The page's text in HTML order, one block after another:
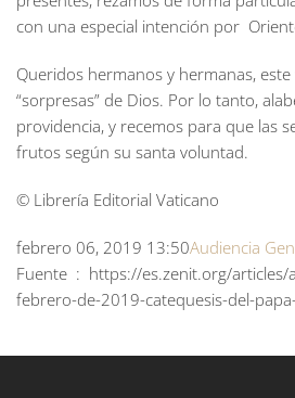
con una especial intención por
Queridos hermanos y hermanas,
“sorpresas” de Dios. Por lo tanto,
providencia, y recemos para que las
frutos según su santa voluntad.
© Librería Editorial Vaticano
febrero 06, 2019 13:50Audiencia
Fuente : https://es.zenit.org/articles/
febrero-de-2019-catequesis-del-